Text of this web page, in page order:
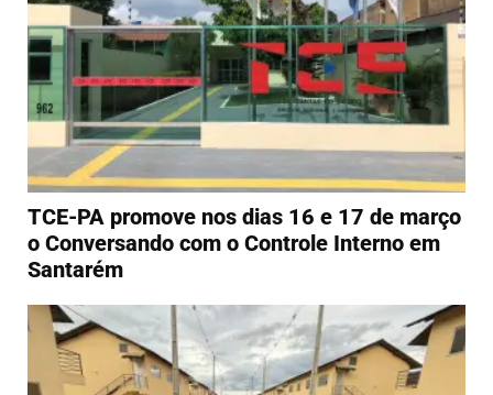
TCE-PA promove nos dias 16 e 17 de março
o Conversando com o Controle Interno em
Santarém